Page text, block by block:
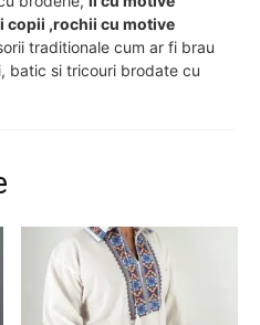
copii ,rochii cu motive
traditionale cum ar fi brau
batic si tricouri brodate cu